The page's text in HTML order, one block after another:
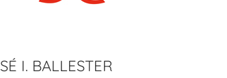
I. BALLESTER